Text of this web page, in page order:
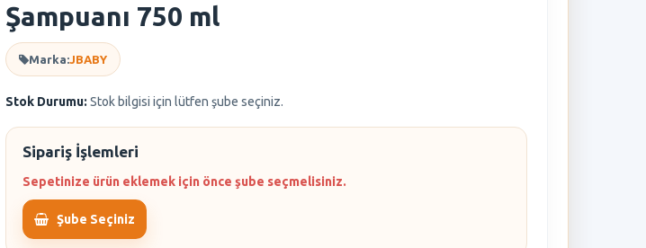
Şampuanı 750 ml
Marka:JBABY
Stok Durumu: Stok bilgisi için lütfen şube seçiniz.
Sipariş İşlemleri
Sepetinize ürün eklemek için önce şube seçmelisiniz.
Şube Seçiniz